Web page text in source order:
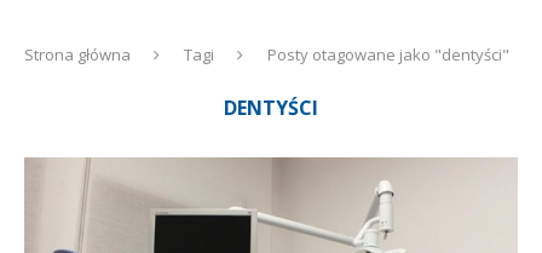
Strona główna Tagi Posty otagowane jako "dentyści"
DENTYŚCI